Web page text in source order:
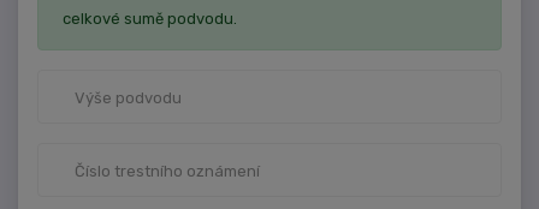
celkové sumě podvodu.